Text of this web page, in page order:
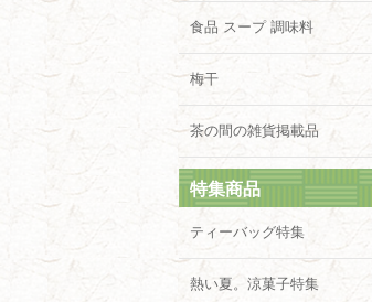
食品 スープ 調味料
梅干
茶の間の雑貨掲載品
特集商品
ティーバッグ特集
熱い夏。涼菓子特集